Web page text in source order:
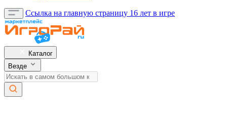
Ссылка на главную страницу 16 лет в игре
Каталог
Везде